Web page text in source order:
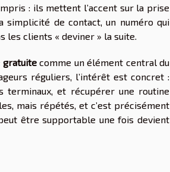
: ils mettent l’accent sur la prise
de contact, un numéro qui
les clients « deviner » la suite.
gratuitecomme un élément central du
réguliers, l’intérêt est concret :
et récupérer une routine
mais répétés, et c’est précisément
être supportable une fois devient